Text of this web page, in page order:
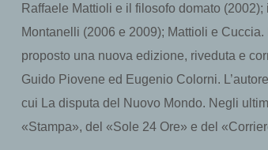
Raffaele Mattioli e il filosofo domato
Montanelli (2006 e 2009); Mattioli e
proposto una nuova edizione, riveduta e
Guido Piovene ed Eugenio Colorni.
cui La disputa del Nuovo Mondo. Negli
«Stampa», del «Sole 24 Ore» e del